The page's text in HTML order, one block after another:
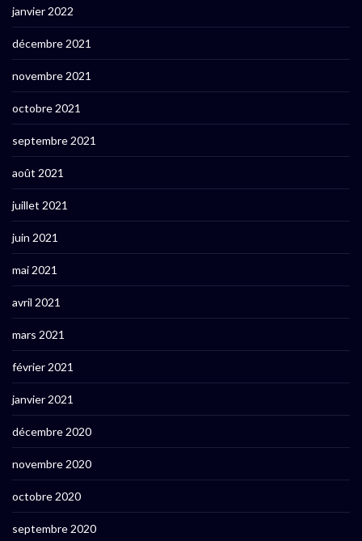
janvier 2022
décembre 2021
novembre 2021
octobre 2021
septembre 2021
août 2021
juillet 2021
juin 2021
mai 2021
avril 2021
mars 2021
février 2021
janvier 2021
décembre 2020
novembre 2020
octobre 2020
septembre 2020